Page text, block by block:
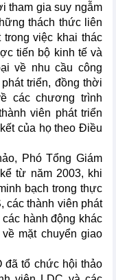
tham gia suy ngẫm
thách thức liên
việc khai thác
tiến bộ kinh tế và
về nhu cầu công
triển, đồng thời
các chương trình
viên phát triển
của họ theo Điều
Phó Tổng Giám
từ năm 2003, khi
bạch trong thực
các thành viên phát
hành động khác
mặt chuyển giao
đã tổ chức hội thảo